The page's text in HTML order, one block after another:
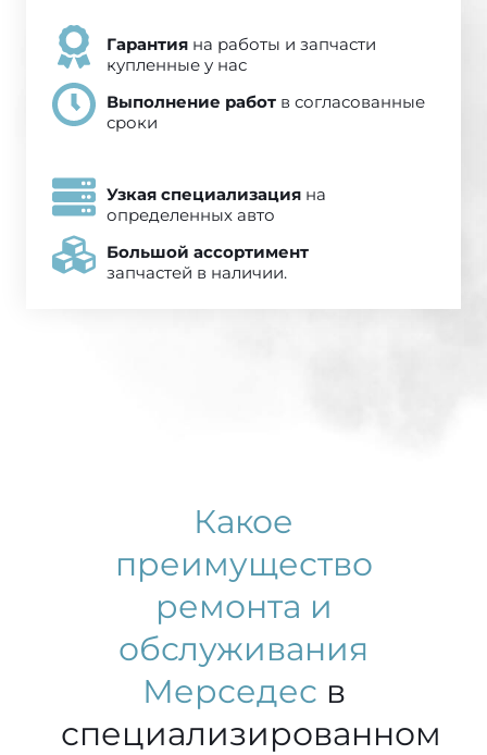
Гарантия на работы и запчасти
купленные у нас
Выполнение работ в согласованные
сроки
Узкая специализация на
определенных авто
Большой ассортимент
запчастей в наличии.
Какое
преимущество
ремонта и
обслуживания
Мерседес в
специализированном